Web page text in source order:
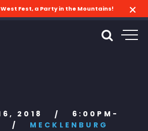
West Fest, a Party in the Mountains!
2018 /
6:00PM-
/ MECKLENBURG